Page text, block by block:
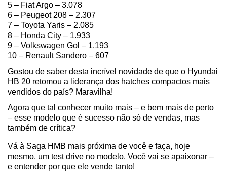
5 – Fiat Argo – 3.078
6 – Peugeot 208 – 2.307
7 – Toyota Yaris – 2.085
8 – Honda City – 1.933
9 – Volkswagen Gol – 1.193
10 – Renault Sandero – 607
Gostou de saber desta incrível novidade de que o Hyundai
HB 20 retomou a liderança dos hatches compactos mais
vendidos do país? Maravilha!
Agora que tal conhecer muito mais – e bem mais de perto
– esse modelo que é sucesso não só de vendas, mas
também de crítica?
Vá à Saga HMB mais próxima de você e faça, hoje
mesmo, um test drive no modelo. Você vai se apaixonar –
e entender por que ele vende tanto!